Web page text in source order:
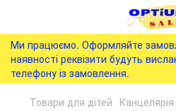
Ми працюємо. Оформляйте
наявності реквізити будуть
телефону із замовлення.
Товари для дітей Канцелярія